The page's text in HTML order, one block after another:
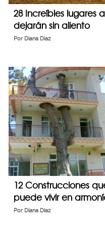
28 Increíbles lugares
dejarán sin aliento
Por Diana Diaz
12 Construcciones
puede vivir en
Por Diana Diaz